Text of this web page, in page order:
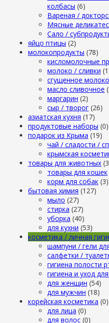
колбасы (6)
Вареная /
Мясные
Сало /
яйцо птицы (2)
молокопродукты (78)
кисломолочные
молоко / сливки
сгущенное молоко
масло сливочное
маргарин (2)
сыр / творог (26)
азиатская кухня (17)
продуктовые наборы (0)
подарок из Крыма (19)
чай / сладости /
крымская
товары для животных
товары для кошек
корм для собак (3)
бытовая химия (127)
мыло (27)
стирка (27)
уборка (40)
для кухни (53)
косметика / личная
шампуни / гели
салфетки /
гигиена полости
гигиена и уход
для женщин (54)
для мужчин (18)
корейская косметика (0)
для лица (0)
для волос (0)